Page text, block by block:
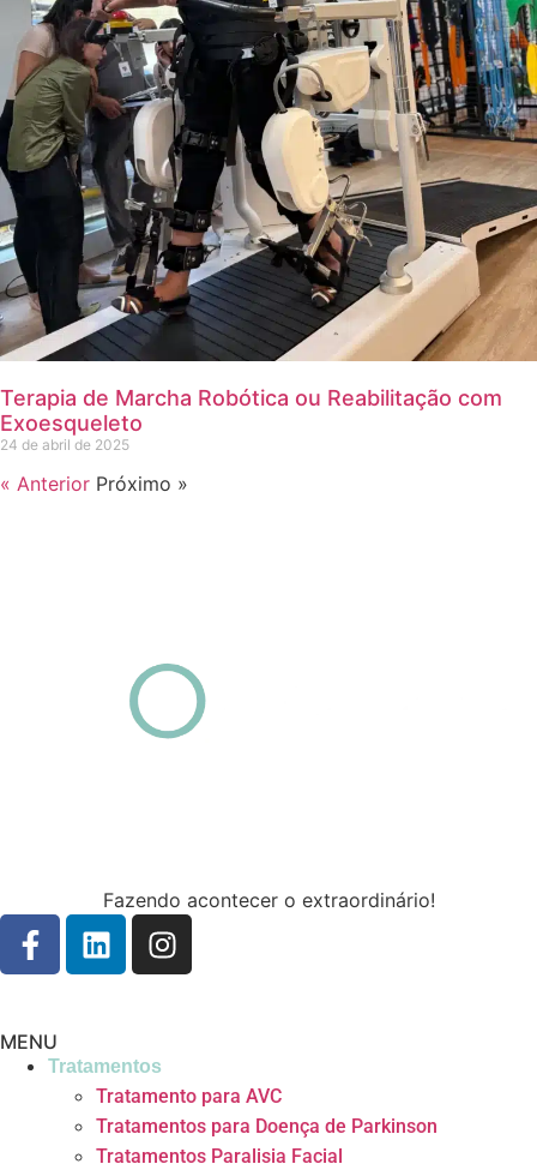
Terapia de Marcha Robótica ou Reabilitação com
Exoesqueleto
24 de abril de 2025
« Anterior Próximo »
Fazendo acontecer o extraordinário!
MENU
Tratamentos
Tratamento para AVC
Tratamentos para Doença de Parkinson
Tratamentos Paralisia Facial